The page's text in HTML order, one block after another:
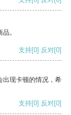
。
支持[0] 反对[0]
出现卡顿的情况，希
支持[0] 反对[0]